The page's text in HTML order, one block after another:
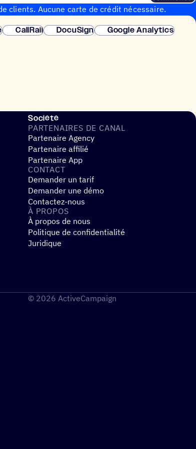
clients. Aucune carte de crédit nécessaire.
CallRail DocuSign
Google Analytics
Société
PARTE­NAIRES DE CANAL
Partenaire Agency
Partenaire affilié
Partenaire App
CONTACT
Demander un tarif
Demander une démo
Contactez-nous
À PROPOS
À propos de nous
Politique de confidentialité
Juridique
© 2026 ActiveCampaign